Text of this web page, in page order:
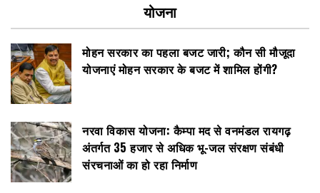
योजना
मोहन सरकार का पहला बजट जारी; कौन सी मौजूदा
योजनाएं मोहन सरकार के बजट में शामिल होंगी?
नरवा विकास योजना: कैम्पा मद से वनमंडल रायगढ़
अंतर्गत 35 हजार से अधिक भू-जल संरक्षण संबंधी
संरचनाओं का हो रहा निर्माण